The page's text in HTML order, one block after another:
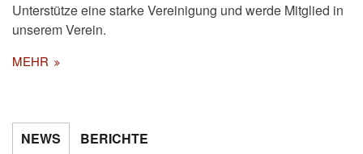
Unterstütze eine starke Vereinigung und werde Mitglied in
unserem Verein.
MEHR
NEWS BERICHTE